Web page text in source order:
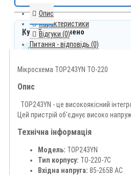
Купуйте впевнено
Швидка відправка
Доставка по Україні
Обмін і повернення
За умовами магазину та
Детальні умови
Опис
Характеристики
Відгуки (0)
Питання - відповідь (0)
Мікросхема TOP243YN TO-220
Опис
TOP243YN - це високоякісний
Цей пристрій об'єднує високо
Технічна інформація
Модель: TOP243YN
Тип корпусу: TO-220-7C
Вхідна напруга: 85-265В AC